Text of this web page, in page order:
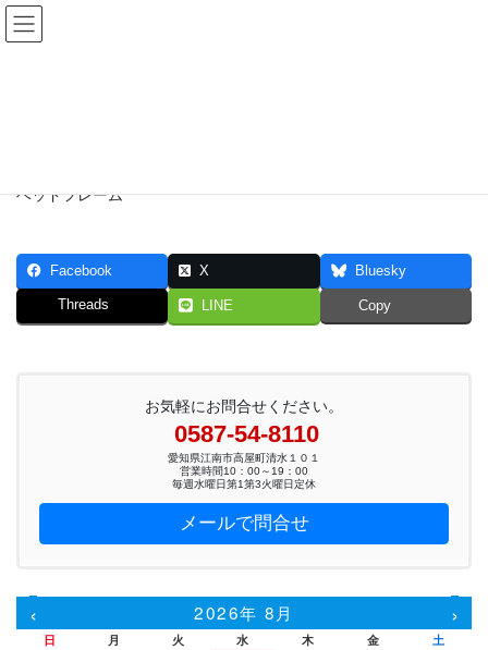
コ
ン
ッ
ナ
ビ
移ベッドフレーム
Facebook X Bluesky
Threads LINE Copy
お気軽にお問合せください。
0587-54-8110
愛知県江南市高屋町清水１０１
営業時間10：00～19：00
毎週水曜日第1第3火曜日定休
メールで問合せ
‹ 2026年 8月 ›
日 月 火 水 木 金 土